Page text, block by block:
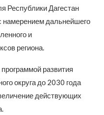
Республики Дагестан
намерением дальнейшего
и
региона.
развития
округа до 2030 года
действующих